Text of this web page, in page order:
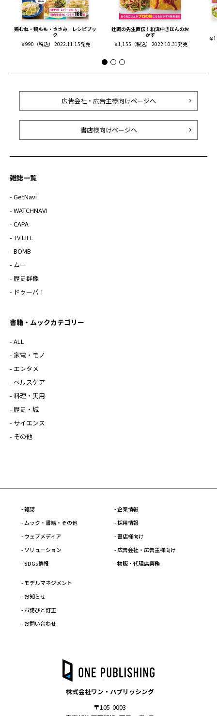
鶏むね・鶏もも・ささみ レシピブッ
ク
￥990（税込） 2022.11.15発売
辻調の先生直伝！和洋中きほんのお
かず
￥1,155（税込） 2022.10.31発売
￥
広告会社・広告主様向けページへ
書店様向けページへ
雑誌一覧
- GetNavi
- WATCHNAVI
- CAPA
- TV LIFE
- BOMB
- ムー
- 歴史群像
- ドゥーパ！
書籍・ムックカテゴリー
- ALL
- 家電・モノ
- エンタメ
- ヘルスケア
- 料理・実用
- 歴史・城
- サイエンス
- その他
- 雑誌
- ムック・書籍・その他
- ウェブメディア
- ソリューション
- SDGs情報
- 企業情報
- 採用情報
- 書店様向け
- 広告会社・広告主様向け
- 物販・代理店業務
- モデルマネジメント
- お知らせ
- お詫びと訂正
- お問い合わせ
株式会社ワン・パブリッシング
〒105-0003